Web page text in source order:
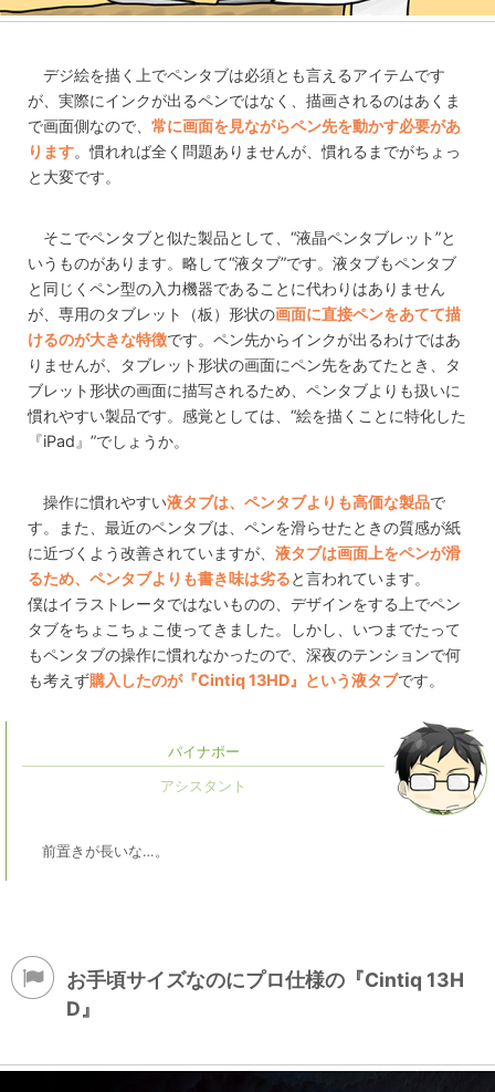
デジ絵を描く上でペンタブは必須とも言えるアイテムです
が、実際にインクが出るペンではなく、描画されるのはあくま
で画面側なので、 常に画面を見ながらペン先を動かす必要があ
ります。慣れれば全く問題ありませんが、慣れるまでがちょっ
と大変です。
そこでペンタブと似た製品として、“液晶ペンタブレット”と
いうものがあります。略して“液タブ”です。液タブもペンタブ
と同じくペン型の入力機器であることに代わりはありません
が、専用のタブレット（板）形状の画面に直接ペンをあてて描
けるのが大きな特徴です。ペン先からインクが出るわけではあ
りませんが、タブレット形状の画面にペン先をあてたとき、タ
ブレット形状の画面に描写されるため、ペンタブよりも扱いに
慣れやすい製品です。感覚としては、“絵を描くことに特化した
『iPad』”でしょうか。
操作に慣れやすい液タブは、ペンタブよりも高価な製品で
す。また、最近のペンタブは、ペンを滑らせたときの質感が紙
に近づくよう改善されていますが、 液タブは画面上をペンが滑
るため、ペンタブよりも書き味は劣ると言われています。
僕はイラストレータではないものの、デザインをする上でペン
タブをちょこちょこ使ってきました。しかし、いつまでたって
もペンタブの操作に慣れなかったので、深夜のテンションで何
も考えず購入したのが『Cintiq 13HD』という液タブです。
パイナポー
前置きが長いな…。
お手頃サイズなのにプロ仕様の『Cintiq 13H
D』